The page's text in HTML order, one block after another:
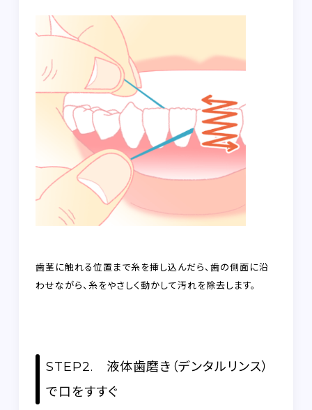
歯茎に触れる位置まで糸を挿し込んだら、歯の側面に沿
わせながら、糸をやさしく動かして汚れを除去します。
STEP2. 液体歯磨き（デンタルリンス）
で口をすすぐ